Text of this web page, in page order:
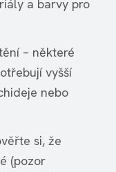
a barvy pro
– některé
vyšší
nebo
si, že
(pozor